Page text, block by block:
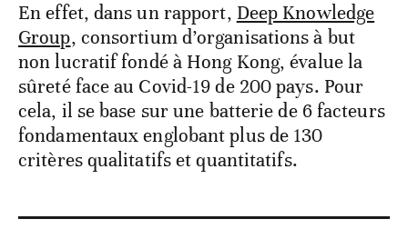
En effet, dans un rapport, Deep Knowledge
Group, consortium d’organisations à but
non lucratif fondé à Hong Kong, évalue la
sûreté face au Covid-19 de 200 pays. Pour
cela, il se base sur une batterie de 6 facteurs
fondamentaux englobant plus de 130
critères qualitatifs et quantitatifs.